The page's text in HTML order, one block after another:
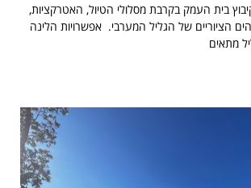
בית העמק בקרבת מסלולי הטיול, האטרקציות,
הציוריים של הגליל המערבי. אפשרויות הלינה
מתאים